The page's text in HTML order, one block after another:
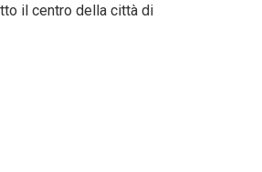
il centro della città di